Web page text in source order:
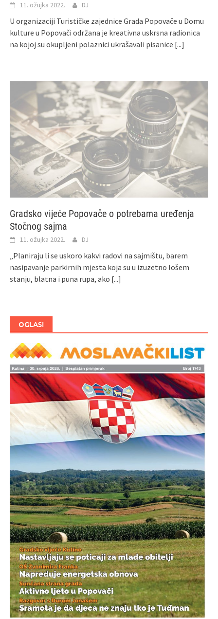
11. ožujka 2022. DJ
U organizaciji Turističke zajednice Grada Popovače u Domu
kulture u Popovači održana je kreativna uskrsna radionica
na kojoj su okupljeni polaznici ukrašavali pisanice [...]
Gradsko vijeće Popovače o potrebama uređenja
Stočnog sajma
11. ožujka 2022. DJ
„Planiraju li se uskoro kakvi radovi na sajmištu, barem
nasipavanje parkirnih mjesta koja su u izuzetno lošem
stanju, blatna i puna rupa, ako [...]
OGLASI